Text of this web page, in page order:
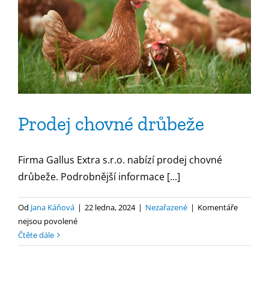
Prodej chovné drůbeže
Firma Gallus Extra s.r.o. nabízí prodej chovné
drůbeže. Podrobnější informace [...]
Od Jana Káňová | 22 ledna, 2024 | Nezařazené | Komentáře
nejsou povolenéu
s
Čtěte dále